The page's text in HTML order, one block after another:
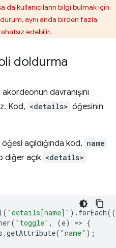
da kullanıcıların bilgi bulmak için
aynı anda birden fazla
edebilir.
doldurma
davranışını
Kod, <details> öğesinin
öğesi açıldığında kod, name
diğer açık <details>
( "details[name]" ). forEach((
( "toggle" , (e) => {
.getAttribute( "name" );